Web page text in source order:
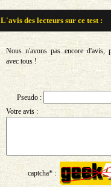
L'avis des lecteurs surce test :
Nous n'avons pas encore d'avis,
avec tous !
Pseudo :
Votre avis :
captcha* :